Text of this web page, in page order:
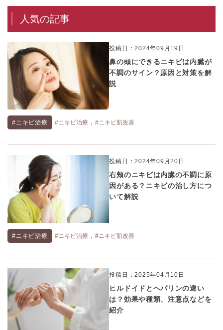
人気の記事
投稿日：2024年09月19日
鼻の頭にできるニキビは内臓が
不調のサイン？原因と対策を解
説
#ニキビ治療 #ニキビ治療 , #ニキビ肌改善
投稿日：2024年09月20日
右頬のニキビは内臓の不調に原
因がある？ニキビの治し方につ
いて解説
#ニキビ治療 #ニキビ治療 , #ニキビ肌改善
投稿日：2025年04月10日
ヒルドイドとヘパリンの違い
は？効果や種類、注意点などを
紹介